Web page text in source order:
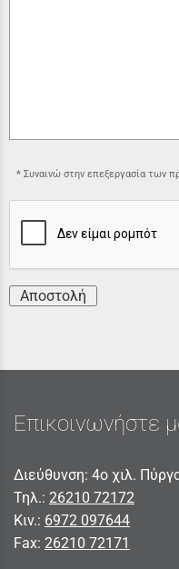
Συναινώ στην επεξεργασία των
Αποστολή
Επικοινωνήστε
Διεύθυνση: 4ο χιλ.
Τηλ.: 26210 72172
Κιν.: 6972 097644
Fax: 26210 72171